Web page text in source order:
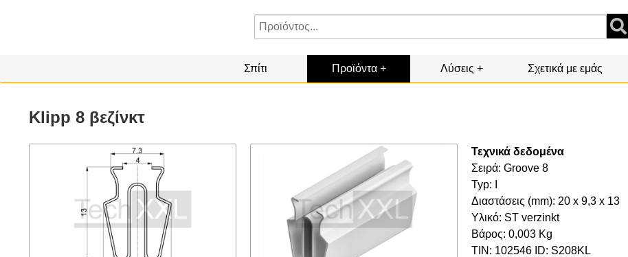
Σπίτι Προϊόντα Λύσεις Σχετικά με εμάς
Klipp 8 βεζίνκτ
Τεχνικά δεδομένα
Σειρά: Groove 8
Typ: I
Διαστάσεις (mm): 20 x 9,3 x 13
Υλικό: ST verzinkt
Βάρος: 0,003 Kg
TIN: 102546 ID: S208KL